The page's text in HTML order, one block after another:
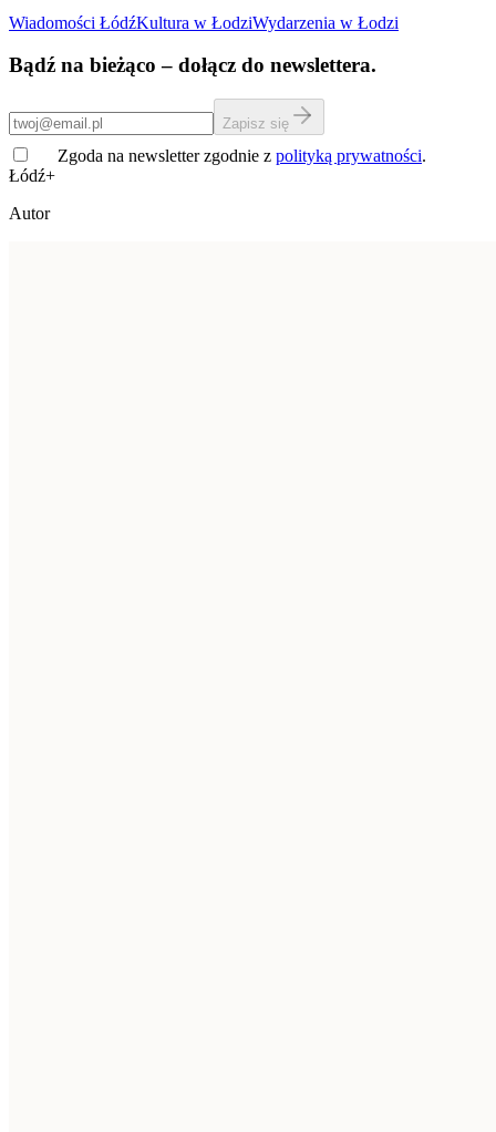
Wiadomości ŁódźKultura w ŁodziWydarzenia w Łodzi
Bądź na bieżąco – dołącz do newslettera.
Zapisz się
Zgoda na newsletter zgodnie z polityką prywatności.
Łódź+
Autor